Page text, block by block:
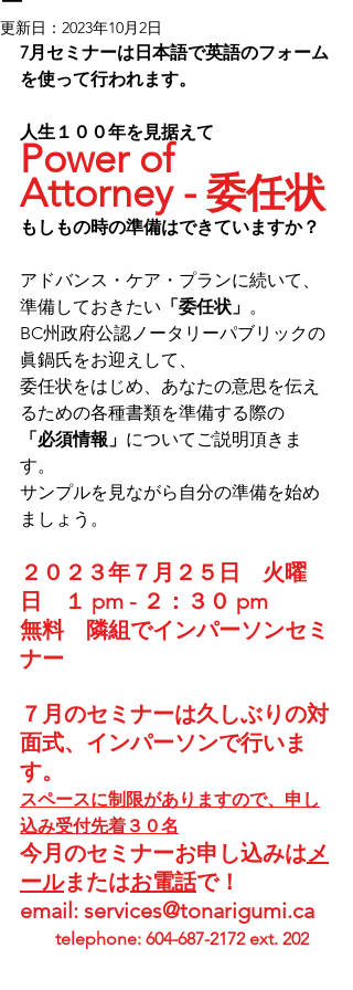
更新日： 2023年10月2日
7月セミナーは日本語で英語のフォーム
を使って行われます。
人生１００年を見据えて
Power of
Attorney - 委任状
もしもの時の準備はできていますか？
アドバンス・ケア・プランに続いて、
準備しておきたい 「委任状」 。
BC州政府公認ノータリーパブリックの
眞鍋氏をお迎えして、
委任状をはじめ、あなたの意思を伝え
るための各種書類を準備する際の
「必須情報」 についてご説明頂きま
す。
サンプルを見ながら自分の準備を始め
ましょう。
２０２３年７月２５日　火曜
日　１ pm - ２：３０ pm
無料　隣組でインパーソンセミ
ナー
７月のセミナーは久しぶりの対
面式、インパーソンで行いま
す。
スペースに制限がありますので、申し
込み受付先着３０名
今月のセミナーお申し込みはメ
ールまたはお電話で！
email: services@tonarigumi.ca
telephone: 604-687-2172 ext. 202